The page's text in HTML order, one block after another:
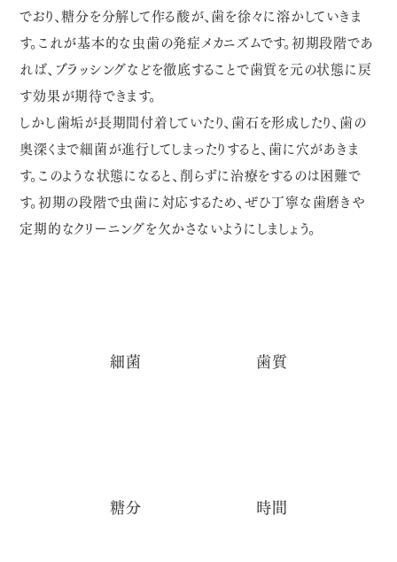
でおり、糖分を分解して作る酸が、歯を徐々に溶かしていきま
す。これが基本的な虫歯の発症メカニズムです。初期段階であ
れば、ブラッシングなどを徹底することで歯質を元の状態に戻
す効果が期待できます。
しかし歯垢が長期間付着していたり、歯石を形成したり、歯の
奥深くまで細菌が進行してしまったりすると、歯に穴があきま
す。このような状態になると、削らずに治療をするのは困難で
す。初期の段階で虫歯に対応するため、ぜひ丁寧な歯磨きや
定期的なクリーニングを欠かさないようにしましょう。
細菌 歯質
糖分 時間